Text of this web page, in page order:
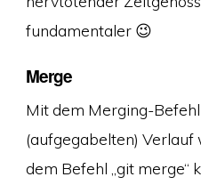
fundamentaler 😉
Merge
Mit dem Merging-
(aufgegabelten)
dem Befehl „git merge“